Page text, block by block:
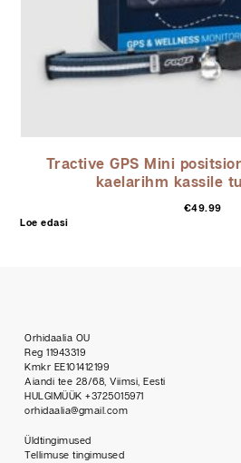
Tractive GPS Mini
kaelarihm kassile
€49.99
Loe edasi
Orhidaalia OU
Reg 11943319
Kmkr EE101412199
Aiandi tee 28/68, Viimsi, Eesti
HULGIMÜÜK +3725015971
orhidaalia@gmail.com
Üldtingimused
Tellimuse tingimused